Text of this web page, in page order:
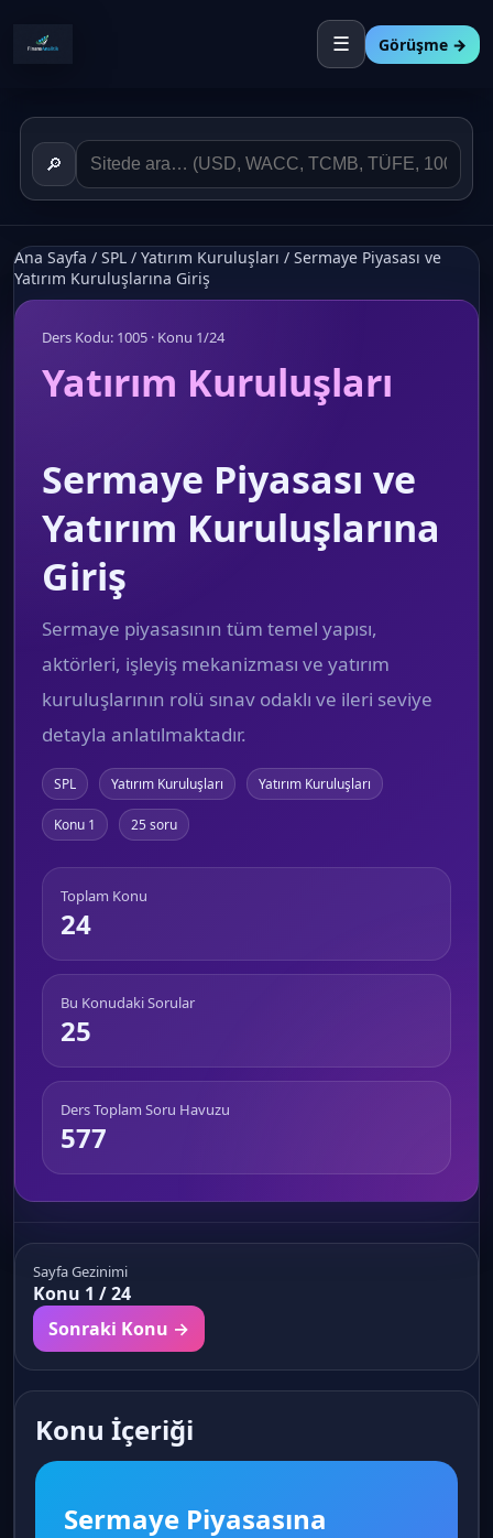
☰ Görüşme →
🔎
Ana Sayfa / SPL / Yatırım Kuruluşları / Sermaye Piyasası ve
Yatırım Kuruluşlarına Giriş
Ders Kodu: 1005 · Konu 1/24
Yatırım Kuruluşları
Sermaye Piyasası ve
Yatırım Kuruluşlarına
Giriş
Sermaye piyasasının tüm temel yapısı,
aktörleri, işleyiş mekanizması ve yatırım
kuruluşlarının rolü sınav odaklı ve ileri seviye
detayla anlatılmaktadır.
SPL Yatırım Kuruluşları Yatırım Kuruluşları
Konu 1 25 soru
Toplam Konu
24
Bu Konudaki Sorular
25
Ders Toplam Soru Havuzu
577
Sayfa Gezinimi
Konu 1 / 24
Sonraki Konu →
Konu İçeriği
Sermaye Piyasasına